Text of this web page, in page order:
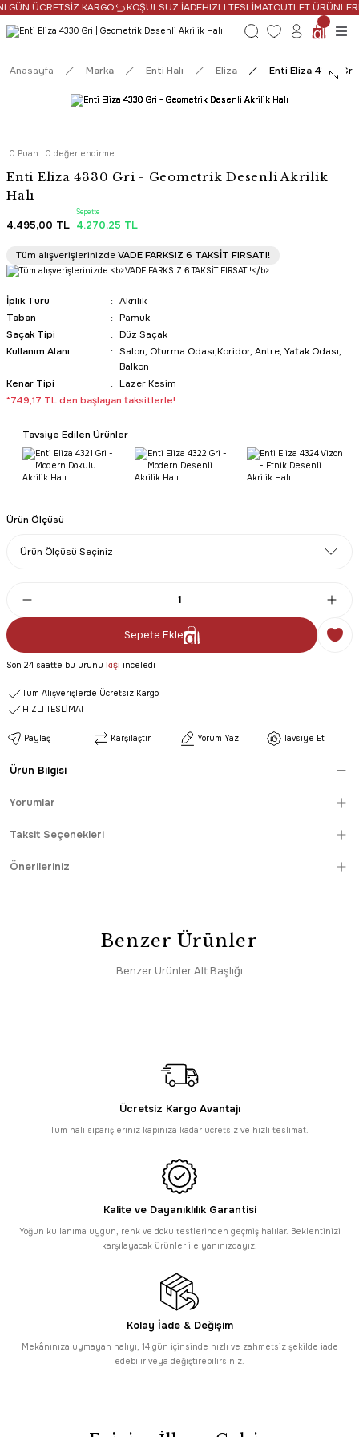
ÜCRETSİZ KARGO KOŞULSUZ İADEHIZLI TESLİMATOUTLET
Anasayfa Marka Enti Halı Eliza Enti Eliza 4330 Gri
0 Puan | 0 değerlendirme
Enti Eliza 4330 Gri - Geometrik Desenli Akrilik
Halı
4.495,00 TL
Sepette
4.270,25 TL
SAAT 16:30’a KADAR AYNI GÜN KARGO
PROMOSYONLU ÜRÜN
Tüm alışverişlerinizdeVADE FARKSIZ 6 TAKSİT FIRSATI!
İplik Türü
Akrilik
Taban
Pamuk
Saçak Tipi
Düz Saçak
Kullanım Alanı
Salon, Oturma Odası,Koridor, Antre, Yatak Odası,
Balkon
Kenar Tipi
Lazer Kesim
*749,17 TL den başlayan taksitlerle!
Tavsiye Edilen Ürünler
Ürün Ölçüsü
Sepete Ekle
Son 24 saatte bu ürünü kişi inceledi
Tüm Alışverişlerde Ücretsiz Kargo
HIZLI TESLİMAT
Paylaş Karşılaştır Yorum Yaz Tavsiye Et
Ürün Bilgisi
Yorumlar
Taksit Seçenekleri
Önerileriniz
Benzer Ürünler
Benzer Ürünler Alt Başlığı
Sepette %5 İndirim
SAAT 16:30’a KADAR AYNI GÜN KARGO
PROMOSYONLU ÜRÜN
Enti Eliza 4322 Gri - Modern Desenli Akrilik Halı
Sepette %5 İndirim
SAAT 16:30’a KADAR AYNI GÜN KARGO
Enti
Enti Eliza 4324 Vizon - Etnik Desenli Akrilik Halı
Sepette %5 İndirim
SAAT 16:30’a KADAR AYNI GÜN KARGO
Enti
Enti Eliza 4325 Vizon - Minimal Kabartmalı Modern Halı
Ücretsiz Kargo Avantajı
Tüm halı siparişleriniz kapınıza kadar ücretsiz ve hızlı teslimat.
Kalite ve Dayanıklılık Garantisi
Yoğun kullanıma uygun, renk ve doku testlerinden geçmiş halılar. Beklentinizi
karşılayacak ürünler ile yanınızdayız.
Kolay İade & Değişim
Mekânınıza uymayan halıyı, 14 gün içinsinde hızlı ve zahmetsiz şekilde iade
edebilir veya değiştirebilirsiniz.